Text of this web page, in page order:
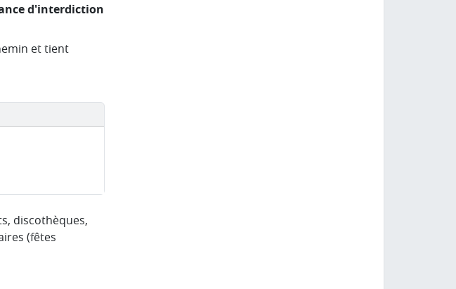
d'interdiction
et tient
discothèques,
(fêtes